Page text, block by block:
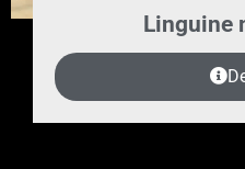
Linguine